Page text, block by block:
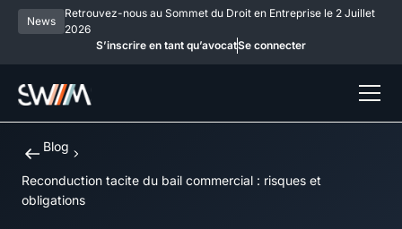
News
Retrouvez-nous au Sommet du Droit en Entreprise le 2 Juillet
2026
S’inscrire en tant qu’avocatSe connecter
Blog
Reconduction tacite du bail commercial : risques et
obligations